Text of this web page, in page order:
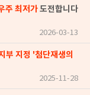
주 최저가도전합니다
2026-03-13
부 지정 '첨단재생의
2025-11-28